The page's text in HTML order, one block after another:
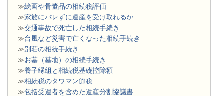
≫絵画や骨董品の相続税評価
≫家族にバレずに遺産を受け取れるか
≫交通事故で死亡した相続手続き
≫台風など災害で亡くなった相続手続き
≫別荘の相続手続き
≫お墓（墓地）の相続手続き
≫養子縁組と相続税基礎控除額
≫相続税のタワマン節税
≫包括受遺者を含めた遺産分割協議書